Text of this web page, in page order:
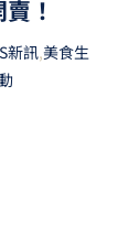
！
新訊,美食生